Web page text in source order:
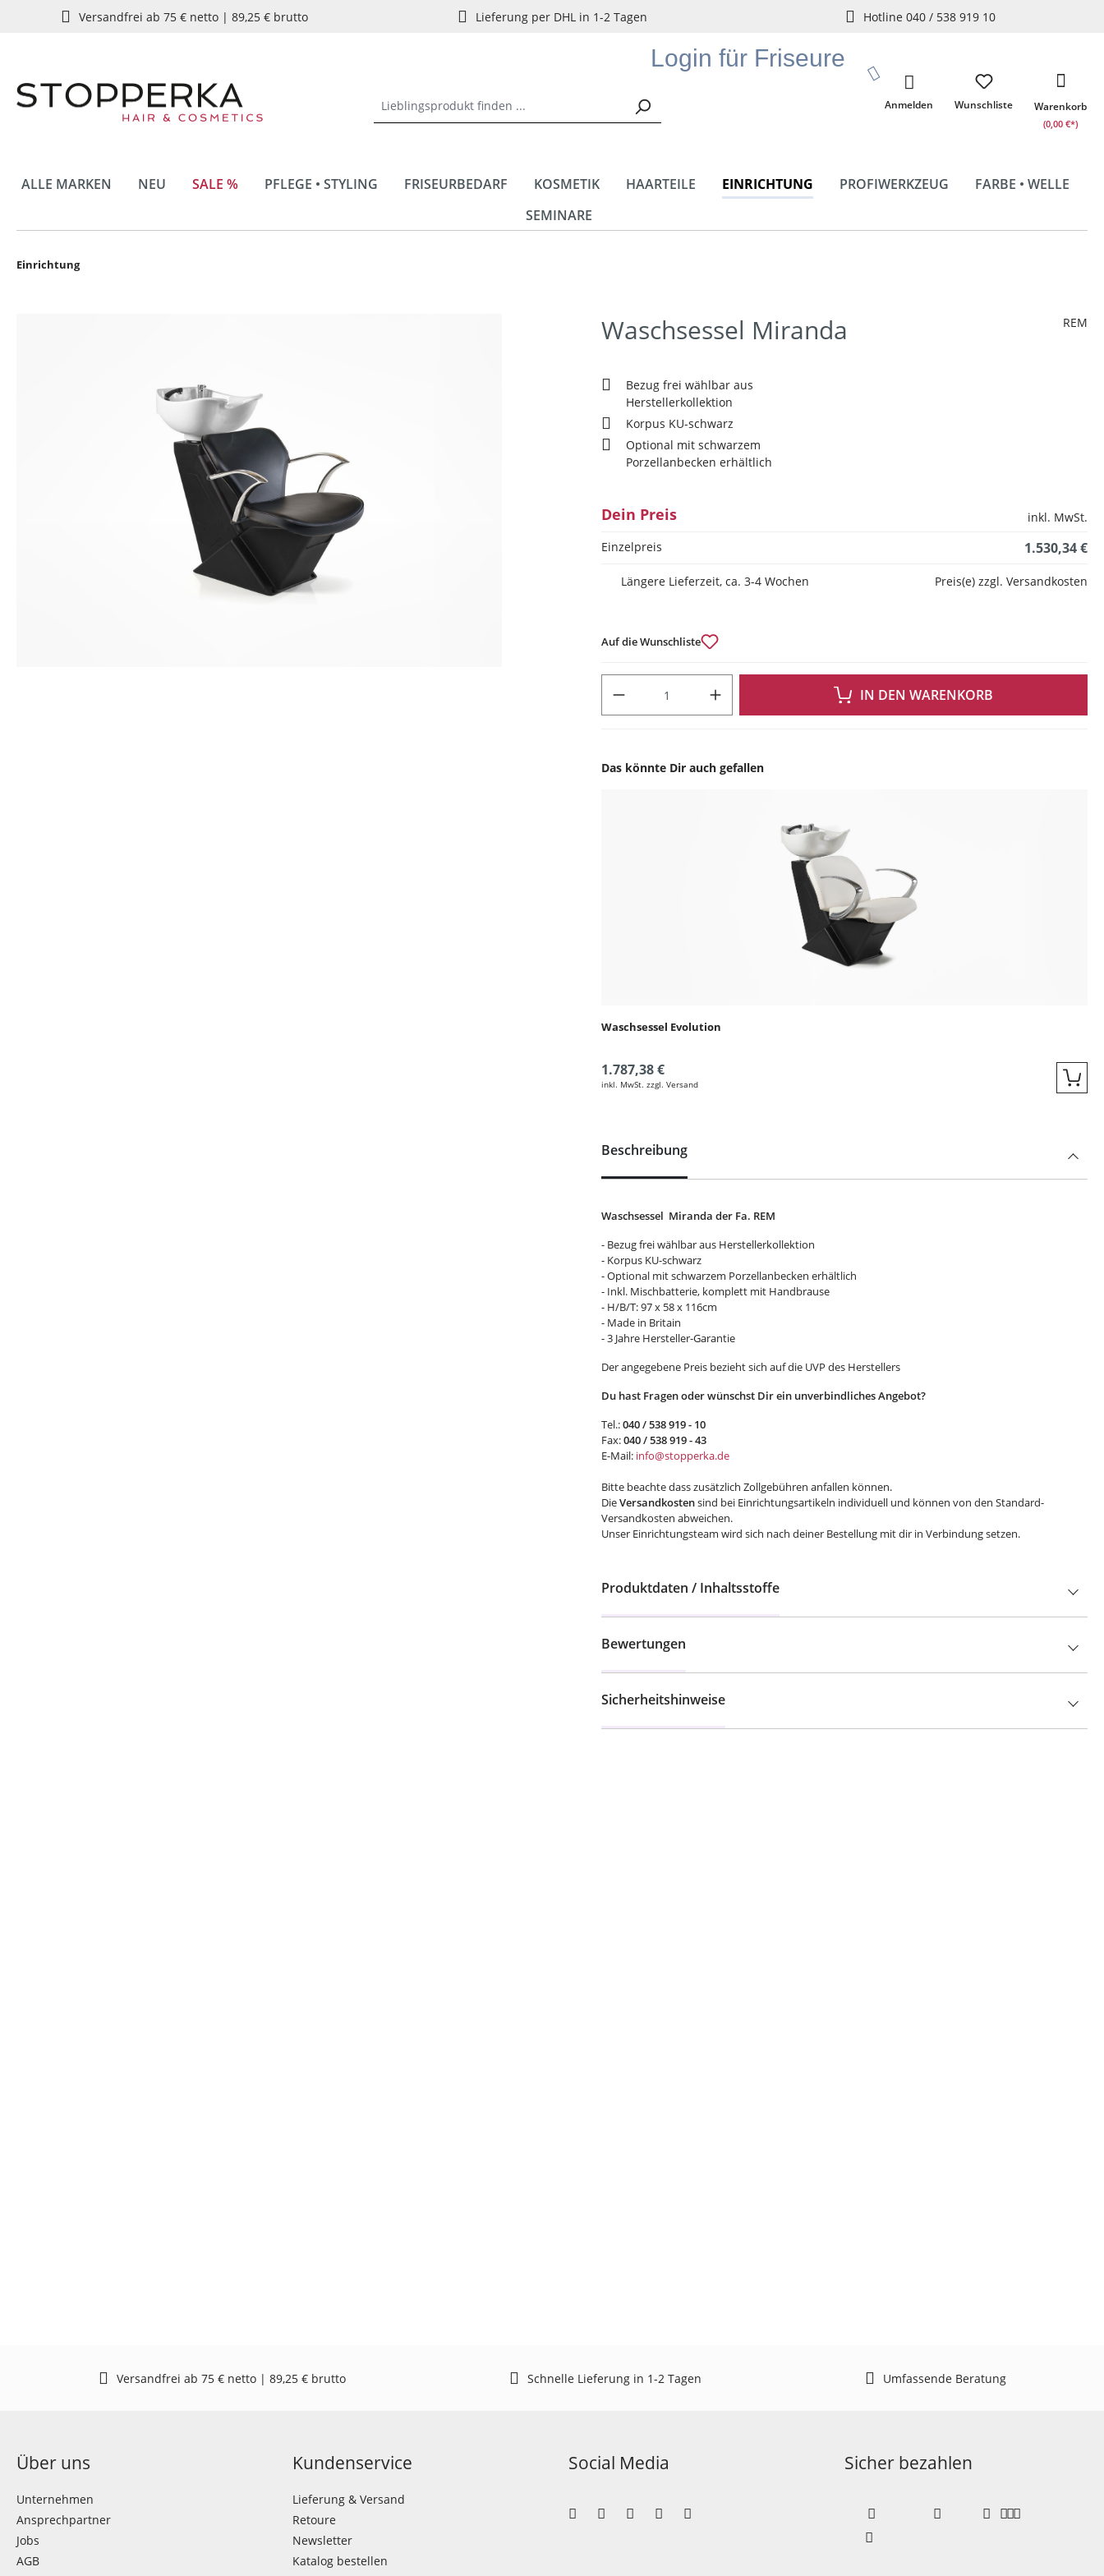
Zur Hauptnavigation springen
Versandfrei ab 75 € netto | 89,25 € brutto Lieferung per DHL in 1-2 Tagen Hotline 040 / 538 919 10
Login für Friseure
Wunschliste
Anmelden Warenkorb
(0,00 €*)
ALLE MARKEN NEU SALE % PFLEGE • STYLING FRISEURBEDARF KOSMETIK HAARTEILE EINRICHTUNG PROFIWERKZEUG
FARBE • WELLE
SEMINARE
Einrichtung
Waschsessel Miranda REM
Bezug frei wählbar aus
Herstellerkollektion
Korpus KU-schwarz
Optional mit schwarzem
Porzellanbecken erhältlich
Dein Preis
inkl. MwSt.
Einzelpreis
1.530,34 €
Längere Lieferzeit, ca. 3-4 Wochen Preis(e) zzgl. Versandkosten
Auf die Wunschliste
IN DEN WARENKORB
Das könnte Dir auch gefallen
Waschsessel Evolution
1.787,38 €
inkl. MwSt. zzgl. Versand
Beschreibung
Waschsessel Miranda der Fa. REM
- Bezug frei wählbar aus Herstellerkollektion
- Korpus KU-schwarz
- Optional mit schwarzem Porzellanbecken erhältlich
- Inkl. Mischbatterie, komplett mit Handbrause
- H/B/T: 97 x 58 x 116cm
- Made in Britain
- 3 Jahre Hersteller-Garantie
Der angegebene Preis bezieht sich auf die UVP des Herstellers
Du hast Fragen oder wünschst Dir ein unverbindliches Angebot?
Tel.:040 / 538 919 - 10
Fax:040 / 538 919 - 43
E-Mail: info@stopperka.de
Bitte beachte dass zusätzlich Zollgebühren anfallen können.
DieVersandkostensind bei Einrichtungsartikeln individuell und können von den Standard-
Versandkosten abweichen.
Unser Einrichtungsteam wird sich nach deiner Bestellung mit dir in Verbindung setzen.
Produktdaten / Inhaltsstoffe
Bewertungen
Sicherheitshinweise
Versandfrei ab 75 € netto | 89,25 € brutto Schnelle Lieferung in 1-2 Tagen Umfassende Beratung
Über uns
Unternehmen
Ansprechpartner
Jobs
AGB
Kundenservice
Lieferung & Versand
Retoure
Newsletter
Katalog bestellen
Social Media Sicher bezahlen